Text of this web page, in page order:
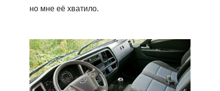
но мне её хватило.